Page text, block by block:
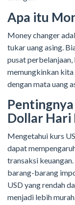
Apa itu
Money changer
tukar uang asing.
pusat
memungkinkan
dengan mata uang
Dollar Hari
Mengetahui kurs
dapat
transaksi
barang-barang
USD yang rendah
menjadi lebih